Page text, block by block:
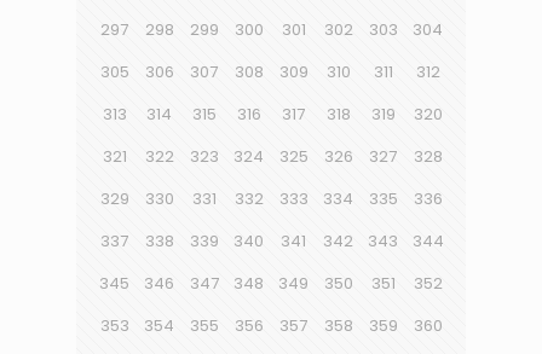
297
298 299 300 301 302 303
304
305
306 307 308 309 310 311
312
313
314 315 316 317 318 319
320
321
322 323 324 325 326 327
328
329
330 331 332 333 334 335
336
337
338 339 340 341 342 343
344
345
346 347 348 349 350 351
352
353
354 355 356 357 358 359
360